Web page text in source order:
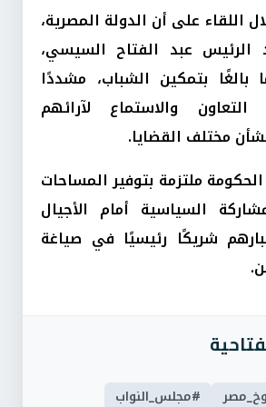
اللقاء على أن الدولة المصرية،
الرئيس عبد الفتاح السيسي،
بالغًا بتمكين الشباب، مشددًا
والاستماع لآرائهم
مختلف القضايا.
ملتزمة بتوفير المساحات
السياسية أمام الأجيال
شريكًا رئيسيًا في صياغة
#مجلس_النواب